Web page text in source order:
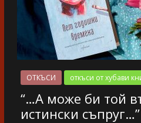
ОТКЪСИ откъси от хубави
“…А може би той
истински съпруг…”